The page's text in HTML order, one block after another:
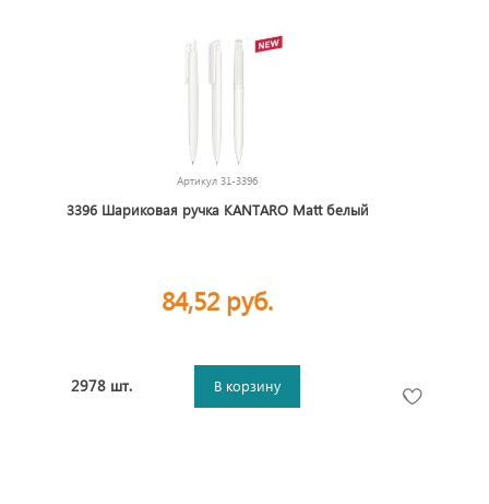
Артикул 31-3396
3396 Шариковая ручка KANTARO Matt белый
84,52 руб.
2978 шт. В корзину